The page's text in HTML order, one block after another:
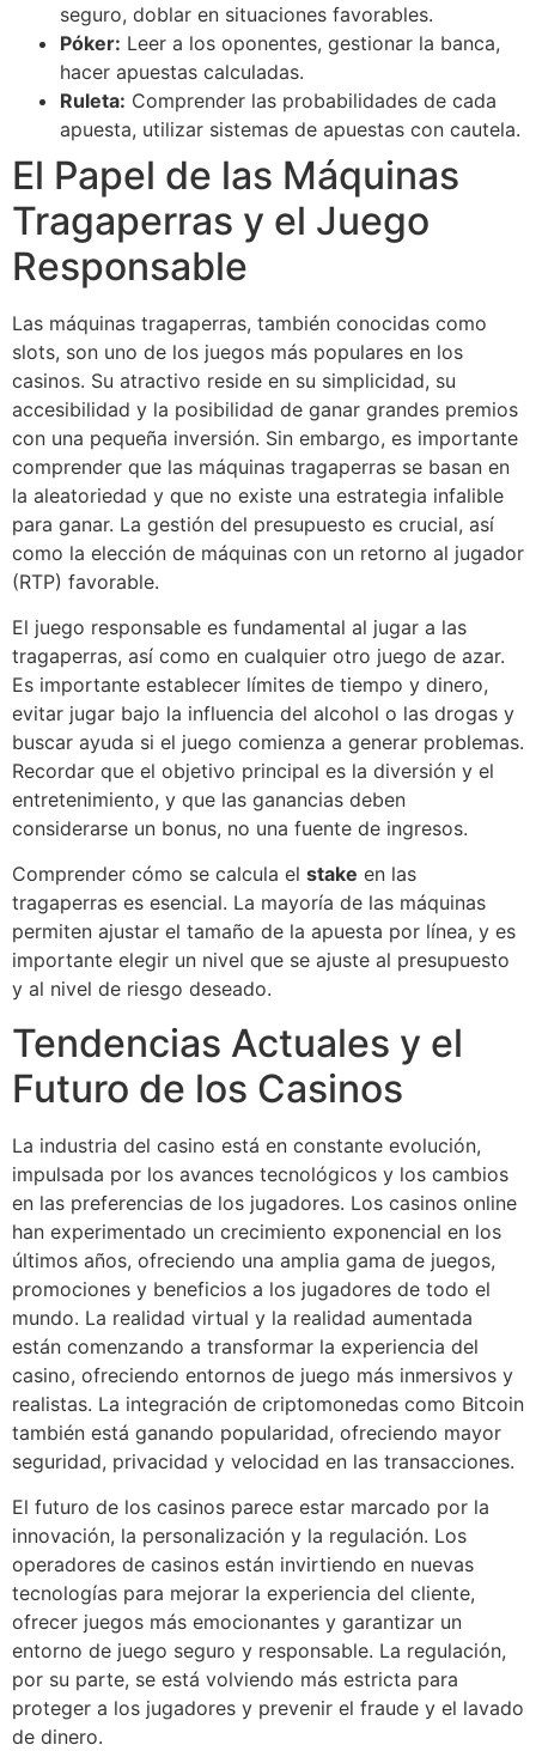
seguro, doblar en situaciones favorables.
Póker: Leer a los oponentes, gestionar la banca,
hacer apuestas calculadas.
Ruleta: Comprender las probabilidades de cada
apuesta, utilizar sistemas de apuestas con cautela.
El Papel de las Máquinas
Tragaperras y el Juego
Responsable
Las máquinas tragaperras, también conocidas como
slots, son uno de los juegos más populares en los
casinos. Su atractivo reside en su simplicidad, su
accesibilidad y la posibilidad de ganar grandes premios
con una pequeña inversión. Sin embargo, es importante
comprender que las máquinas tragaperras se basan en
la aleatoriedad y que no existe una estrategia infalible
para ganar. La gestión del presupuesto es crucial, así
como la elección de máquinas con un retorno al jugador
(RTP) favorable.
El juego responsable es fundamental al jugar a las
tragaperras, así como en cualquier otro juego de azar.
Es importante establecer límites de tiempo y dinero,
evitar jugar bajo la influencia del alcohol o las drogas y
buscar ayuda si el juego comienza a generar problemas.
Recordar que el objetivo principal es la diversión y el
entretenimiento, y que las ganancias deben
considerarse un bonus, no una fuente de ingresos.
Comprender cómo se calcula el stake en las
tragaperras es esencial. La mayoría de las máquinas
permiten ajustar el tamaño de la apuesta por línea, y es
importante elegir un nivel que se ajuste al presupuesto
y al nivel de riesgo deseado.
Tendencias Actuales y el
Futuro de los Casinos
La industria del casino está en constante evolución,
impulsada por los avances tecnológicos y los cambios
en las preferencias de los jugadores. Los casinos online
han experimentado un crecimiento exponencial en los
últimos años, ofreciendo una amplia gama de juegos,
promociones y beneficios a los jugadores de todo el
mundo. La realidad virtual y la realidad aumentada
están comenzando a transformar la experiencia del
casino, ofreciendo entornos de juego más inmersivos y
realistas. La integración de criptomonedas como Bitcoin
también está ganando popularidad, ofreciendo mayor
seguridad, privacidad y velocidad en las transacciones.
El futuro de los casinos parece estar marcado por la
innovación, la personalización y la regulación. Los
operadores de casinos están invirtiendo en nuevas
tecnologías para mejorar la experiencia del cliente,
ofrecer juegos más emocionantes y garantizar un
entorno de juego seguro y responsable. La regulación,
por su parte, se está volviendo más estricta para
proteger a los jugadores y prevenir el fraude y el lavado
de dinero.